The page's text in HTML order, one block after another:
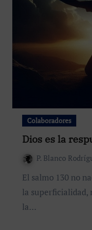
Colaboradores
Dios es la
P. Blanco
El salmo 130 no nace de la espontaneidad ni de
la superficialidad,
la…